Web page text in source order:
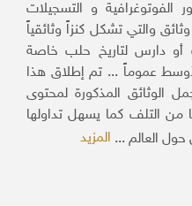
الفوتوغرافية و التسجيلات
والتي تشكل كنزاً وثائقياً
دارس لتاريخ حلب خاصة
عموماً ... تم إطلاق هذا
الوثائق المذكورة لمحتوى
التلف كما يسهل تداولها
العالم ...المزيد